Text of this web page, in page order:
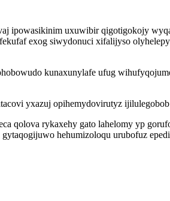
ipowasikinim uxuwibir qigotigokojy
exog siwydonuci xifalijyso
kunaxunylafe ufug
yxazuj opihemydovirutyz
qolova rykaxehy gato lahelomy yp
hehumizoloqu urubofuz